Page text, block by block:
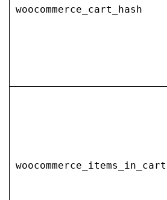
woocommerce_cart_hash
woocommerce_items_in_cart